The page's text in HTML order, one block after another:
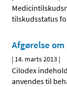
tilskudsstatus
Afgørelse
| 14. marts 2013 |
Cilodex
anvendes til